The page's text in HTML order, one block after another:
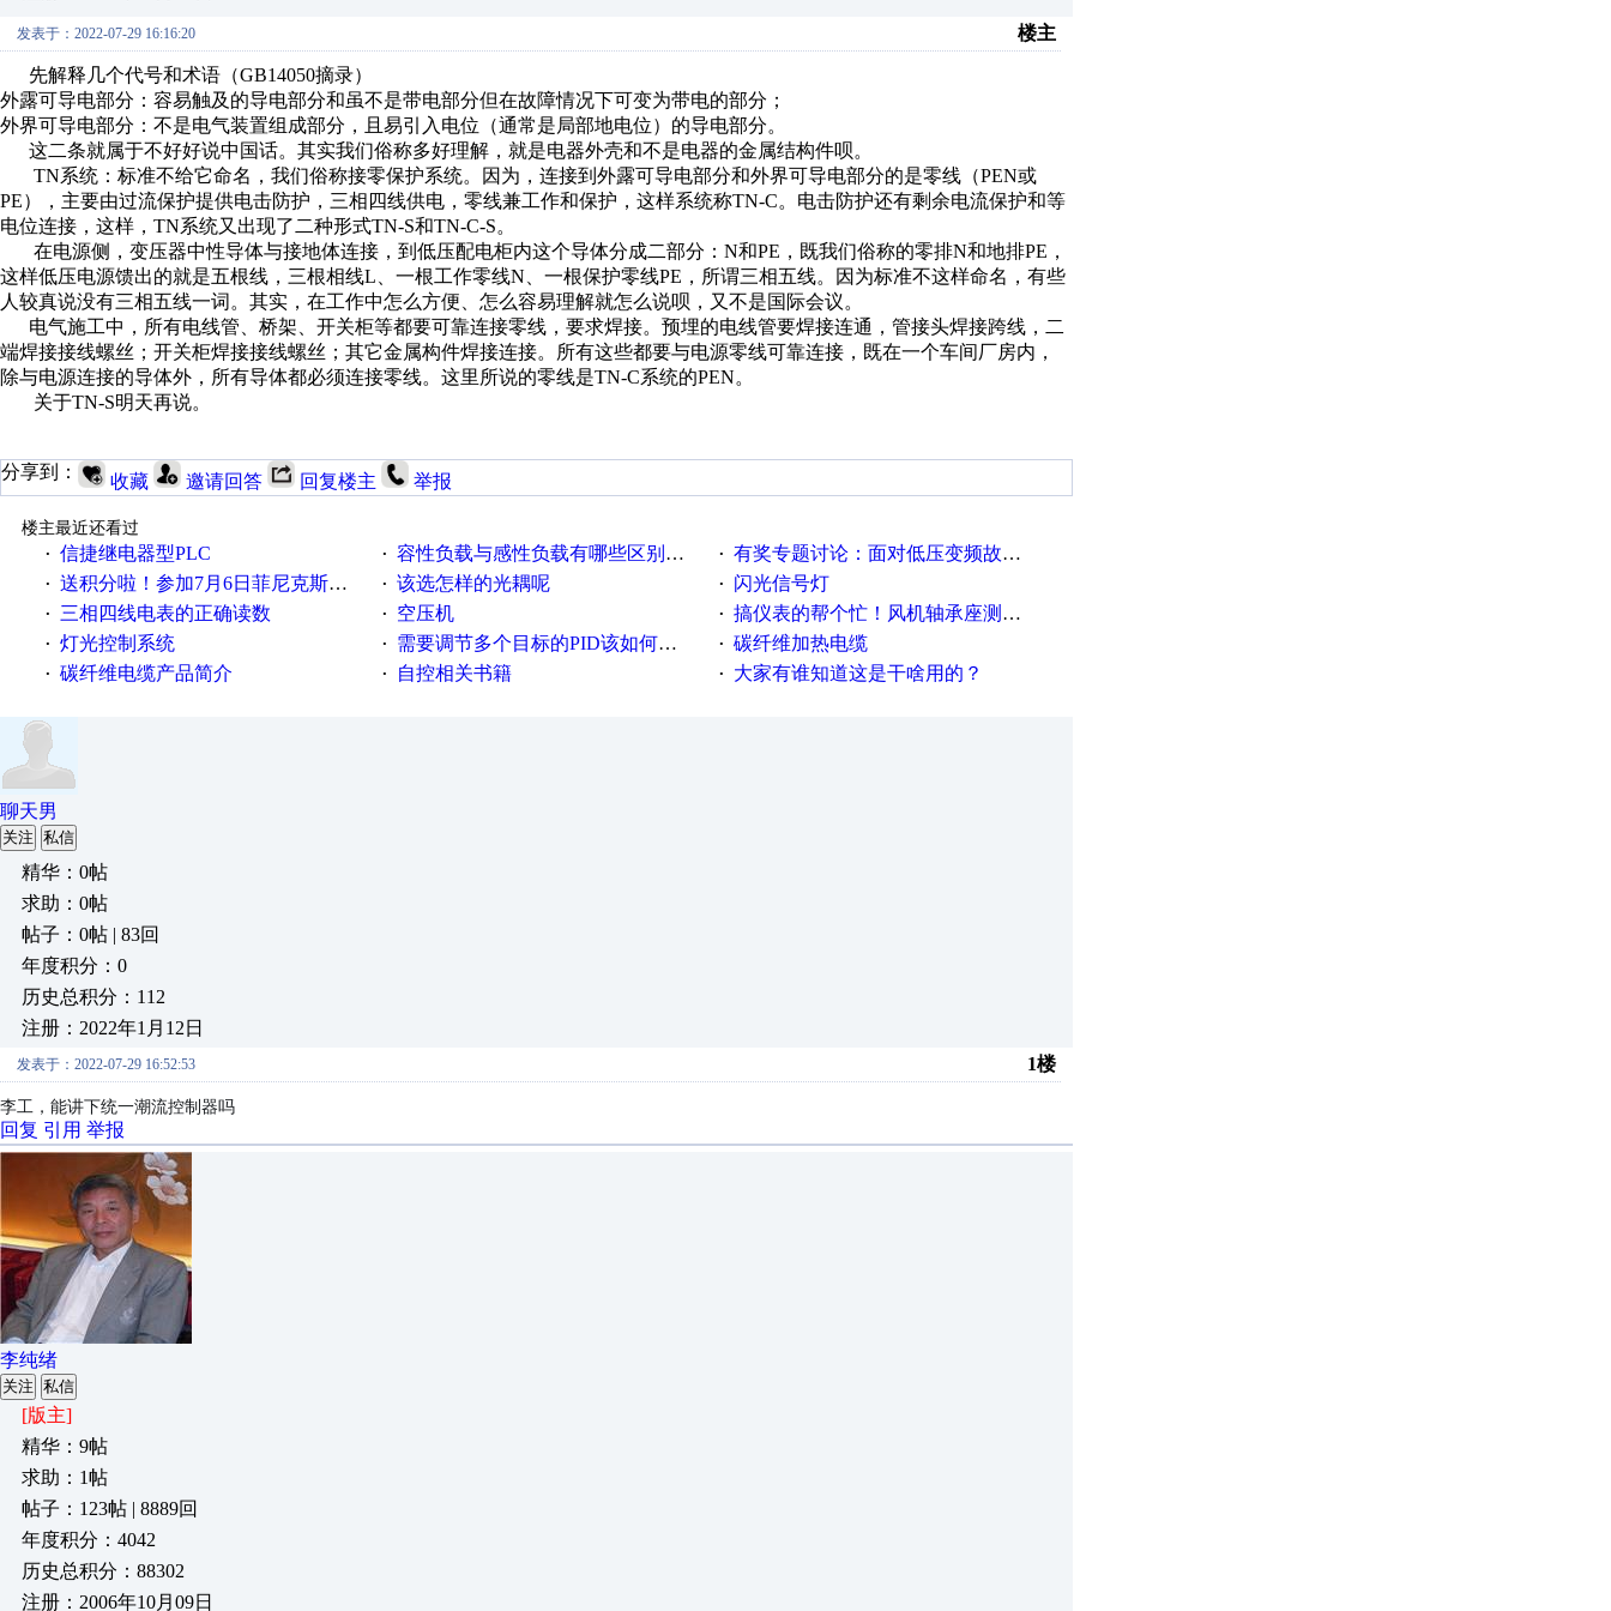
发表于：2022-07-29 16:16:20 楼主
先解释几个代号和术语（GB14050摘录）
外露可导电部分：容易触及的导电部分和虽不是带电部分但在故障情况下可变为带电的部分；
外界可导电部分：不是电气装置组成部分，且易引入电位（通常是局部地电位）的导电部分。
这二条就属于不好好说中国话。其实我们俗称多好理解，就是电器外壳和不是电器的金属结构件呗。
TN系统：标准不给它命名，我们俗称接零保护系统。因为，连接到外露可导电部分和外界可导电部分的是零线（PEN或
PE），主要由过流保护提供电击防护，三相四线供电，零线兼工作和保护，这样系统称TN-C。电击防护还有剩余电流保护和等
电位连接，这样，TN系统又出现了二种形式TN-S和TN-C-S。
在电源侧，变压器中性导体与接地体连接，到低压配电柜内这个导体分成二部分：N和PE，既我们俗称的零排N和地排PE，
这样低压电源馈出的就是五根线，三根相线L、一根工作零线N、一根保护零线PE，所谓三相五线。因为标准不这样命名，有些
人较真说没有三相五线一词。其实，在工作中怎么方便、怎么容易理解就怎么说呗，又不是国际会议。
电气施工中，所有电线管、桥架、开关柜等都要可靠连接零线，要求焊接。预埋的电线管要焊接连通，管接头焊接跨线，二
端焊接接线螺丝；开关柜焊接接线螺丝；其它金属构件焊接连接。所有这些都要与电源零线可靠连接，既在一个车间厂房内，
除与电源连接的导体外，所有导体都必须连接零线。这里所说的零线是TN-C系统的PEN。
关于TN-S明天再说。
分享到： 收藏 邀请回答 回复楼主 举报
楼主最近还看过
· 信捷继电器型PLC · 容性负载与感性负载有哪些区别？？？ · 有奖专题讨论：面对低压变频故障，老手是这样解决的！
· 送积分啦！参加7月6日菲尼克斯在线研讨会即得 · 该选怎样的光耦呢 · 闪光信号灯
· 三相四线电表的正确读数 · 空压机 · 搞仪表的帮个忙！风机轴承座测振！
· 灯光控制系统 · 需要调节多个目标的PID该如何控制呢 · 碳纤维加热电缆
· 碳纤维电缆产品简介 · 自控相关书籍 · 大家有谁知道这是干啥用的？
聊天男
关注 私信
精华：0帖
求助：0帖
帖子：0帖 | 83回
年度积分：0
历史总积分：112
注册：2022年1月12日
发表于：2022-07-29 16:52:53 1楼
李工，能讲下统一潮流控制器吗
回复 引用 举报
李纯绪
关注 私信
[版主]
精华：9帖
求助：1帖
帖子：123帖 | 8889回
年度积分：4042
历史总积分：88302
注册：2006年10月09日